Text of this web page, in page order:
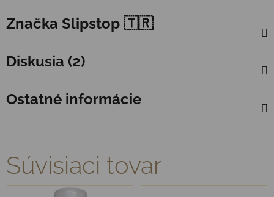
Značka Slipstop 🇹🇷
Diskusia (2)
Ostatné informácie
Súvisiaci tovar